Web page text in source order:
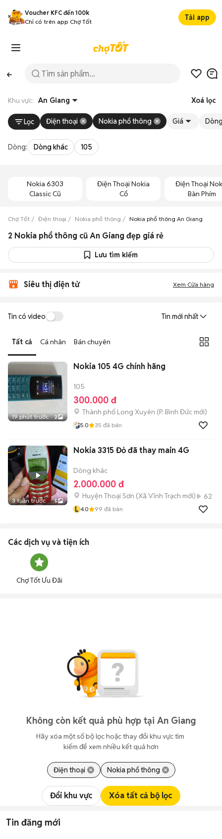
Voucher KFC đến 100k
Chỉ có trên app Chợ Tốt
Tải app
Khu vực: An Giang Xoá lọc
Lọc Điện thoại Nokia phổ thông Giá
Dòng: Dòng khác 105
Nokia 6303
Classic Cũ
Điện Thoại Nokia
Cổ
Điện Thoại
Bàn Phím
Chợ Tốt Điện thoại Nokia phổ thông Nokia phổ thông An Giang
2 Nokia phổ thông cũ An Giang đẹp giá rẻ
Lưu tìm kiếm
Siêu thị điện tử Xem Cửa hàng
Tin có video Tin mới nhất
Tất cả Cá nhân Bán chuyên
19 phút trước 2
Nokia 105 4G chính hãng
105
300.000 đ
Thành phố Long Xuyên (P. Bình Đức mới)
5.0 35 đã bán
3 tuần trước 5
Nokia 3315 Đỏ đã thay main 4G
Dòng khác
2.000.000 đ
Huyện Thoại Sơn (Xã Vĩnh Trạch mới)
62
L 4.0 99 đã bán
Các dịch vụ và tiện ích
Chợ Tốt Ưu Đãi
Không còn kết quả phù hợp tại An Giang
Hãy xóa một số bộ lọc hoặc thay đổi khu vực tìm
kiếm để xem nhiều kết quả hơn
Điện thoại Nokia phổ thông
Đổi khu vực Xóa tất cả bộ lọc
Tin đăng mới